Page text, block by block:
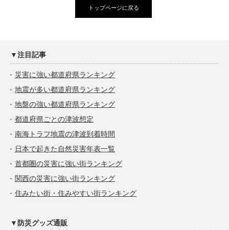
トップページに戻る
▼注目記事
災害に強い都道府県ランキング
地震が多い都道府県ランキング
地盤の強い都道府県ランキング
都道府県ごとの津波想定
南海トラフ地震の津波到着時間
日本で起きた自然災害年表一覧
首都圏の災害に強い街ランキング
関西の災害に強い街ランキング
住みたい街・住みやすい街ランキング
▼防災グッズ通販